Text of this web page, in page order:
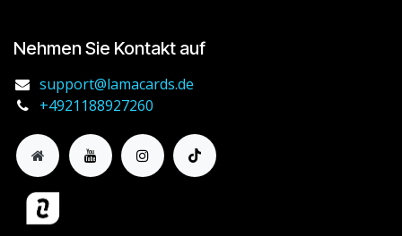
Nehmen Sie Kontakt auf
support@lamacards.de
+4921188927260